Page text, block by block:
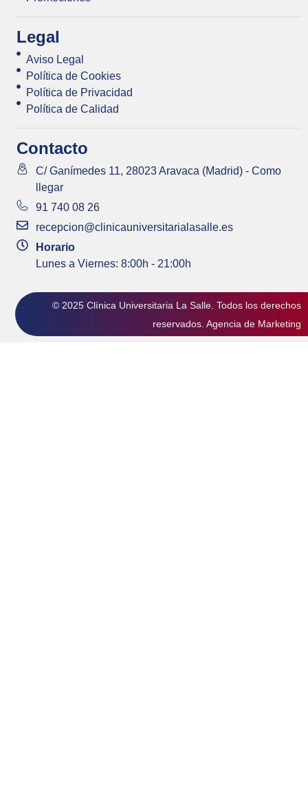
Legal
Aviso Legal
Política de Cookies
Política de Privacidad
Política de Calidad
Contacto
C/ Ganímedes 11, 28023 Aravaca (Madrid) - Como
llegar
91 740 08 26
recepcion@clinicauniversitarialasalle.es
Horario
Lunes a Viernes: 8:00h - 21:00h
© 2025 Clínica Universitaria La Salle. Todos los derechos
reservados. Agencia de Marketing